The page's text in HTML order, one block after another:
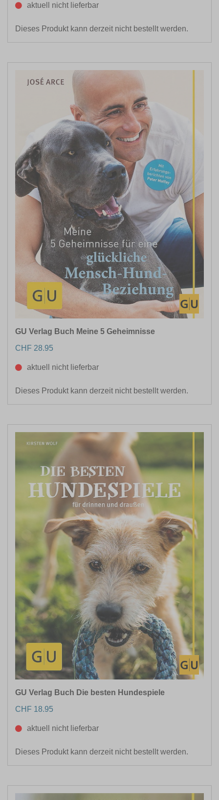
aktuell nicht lieferbar
Dieses Produkt kann derzeit nicht bestellt werden.
GU Verlag Buch Meine 5 Geheimnisse
CHF 28.95
aktuell nicht lieferbar
Dieses Produkt kann derzeit nicht bestellt werden.
GU Verlag Buch Die besten Hundespiele
CHF 18.95
aktuell nicht lieferbar
Dieses Produkt kann derzeit nicht bestellt werden.